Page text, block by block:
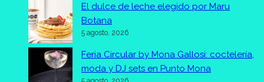
El dulce de leche elegido por Maru
Botana
5 agosto, 2026
Feria Circular by Mona Gallosi: coctelería,
moda y DJ sets en Punto Mona